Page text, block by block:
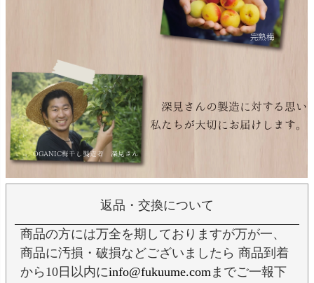
完熟梅
OGANIC梅干し製造者 深見さん
深見さんの製造に対する思い
私たちが大切にお届けします。
返品・交換について
商品の方には万全を期しておりますが万が一、
商品に汚損・破損などございましたら 商品到着
から10日以内にinfo@fukuume.comまでご一報下